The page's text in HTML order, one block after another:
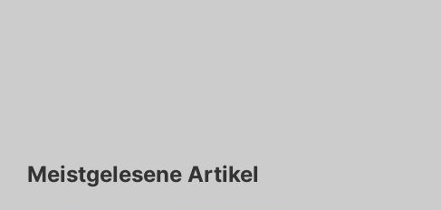
Meistgelesene Artikel